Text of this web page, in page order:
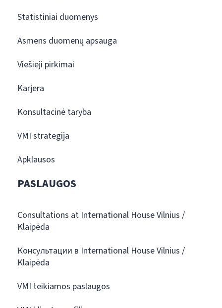
Statistiniai duomenys
Asmens duomenų apsauga
Viešieji pirkimai
Karjera
Konsultacinė taryba
VMI strategija
Apklausos
PASLAUGOS
Consultations at International House Vilnius /
Klaipėda
Консультации в International House Vilnius /
Klaipėda
VMI teikiamos paslaugos